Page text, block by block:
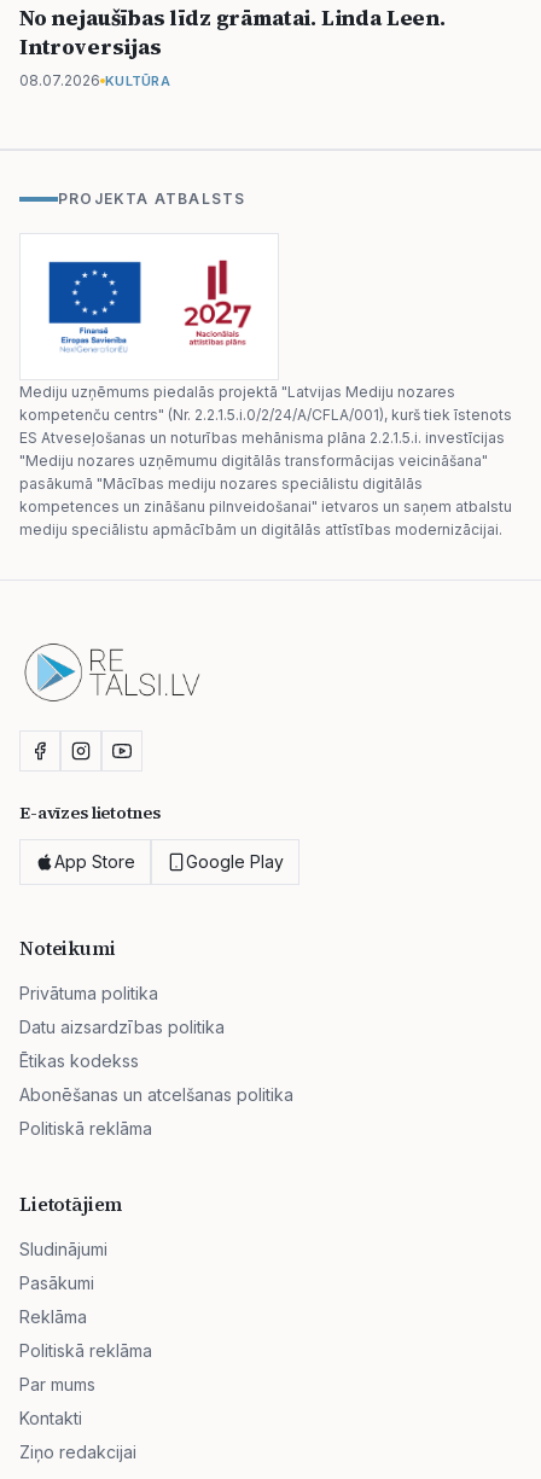
No nejaušības līdz grāmatai. Linda Leen.
Introversijas
08.07.2026 KULTŪRA
PROJEKTA ATBALSTS
Mediju uzņēmums piedalās projektā "Latvijas Mediju nozares
kompetenču centrs" (Nr. 2.2.1.5.i.0/2/24/A/CFLA/001), kurš tiek īstenots
ES Atveseļošanas un noturības mehānisma plāna 2.2.1.5.i. investīcijas
"Mediju nozares uzņēmumu digitālās transformācijas veicināšana"
pasākumā "Mācības mediju nozares speciālistu digitālās
kompetences un zināšanu pilnveidošanai" ietvaros un saņem atbalstu
mediju speciālistu apmācībām un digitālās attīstības modernizācijai.
E-avīzes lietotnes
App Store Google Play
Noteikumi
Privātuma politika
Datu aizsardzības politika
Ētikas kodekss
Abonēšanas un atcelšanas politika
Politiskā reklāma
Lietotājiem
Sludinājumi
Pasākumi
Reklāma
Politiskā reklāma
Par mums
Kontakti
Ziņo redakcijai